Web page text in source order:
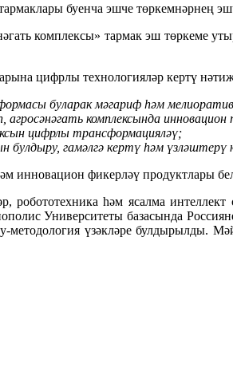
буенча эшче төркемнәрнең
комплексы» тармак эш төркеме
цифрлы технологияләр кертү
буларак мәгариф һәм
комплексында
цифрлы трансформацияләү;
булдыру, гамәлгә кертү һәм
инновацион фикерләү продуктлары
һәм ясалма
Университеты базасында
үзәкләре булдырылды.